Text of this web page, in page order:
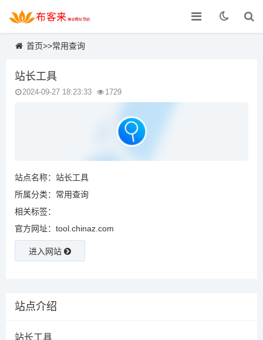
首页>>常用查询
站长工具
2024-09-27 18:23:33 1729
站点名称：站长工具
所属分类： 常用查询
相关标签：
官方网址：tool.chinaz.com
进入网站
站点介绍
站长工具